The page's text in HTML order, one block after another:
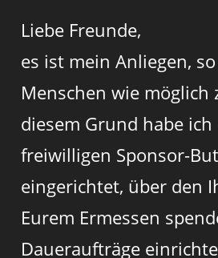
Liebe Freunde,
es ist mein Anliegen,
Menschen wie möglich
diesem Grund habe ich
freiwilligen Sponsor-
eingerichtet, über den
Eurem Ermessen
Daueraufträge